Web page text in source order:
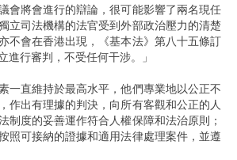
將會進行的辯論，很可能影響了兩名現任
立司法機構的法官受到外部政治壓力的清楚
不會在香港出現，《基本法》第八十五條訂
進行審判，不受任何干涉。」
直維持於最高水平，他們專業地以公正不
作出有理據的判決，向所有客觀和公正的人
制度的妥善運作符合人權保障和法治原則；
照可接納的證據和適用法律處理案件，並遵